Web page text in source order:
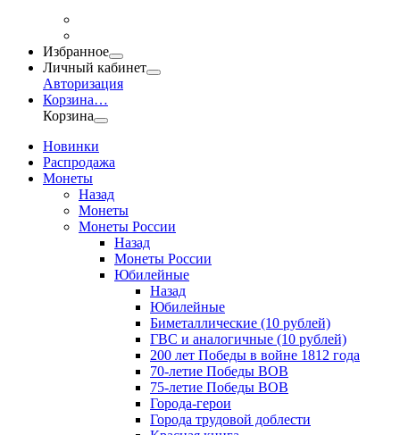
Избранное
Личный кабинет
Авторизация
Корзина…
Корзина
Новинки
Распродажа
Монеты
Назад
Монеты
Монеты России
Назад
Монеты России
Юбилейные
Назад
Юбилейные
Биметаллические (10 рублей)
ГВС и аналогичные (10 рублей)
200 лет Победы в войне 1812 года
70-летие Победы ВОВ
75-летие Победы ВОВ
Города-герои
Города трудовой доблести